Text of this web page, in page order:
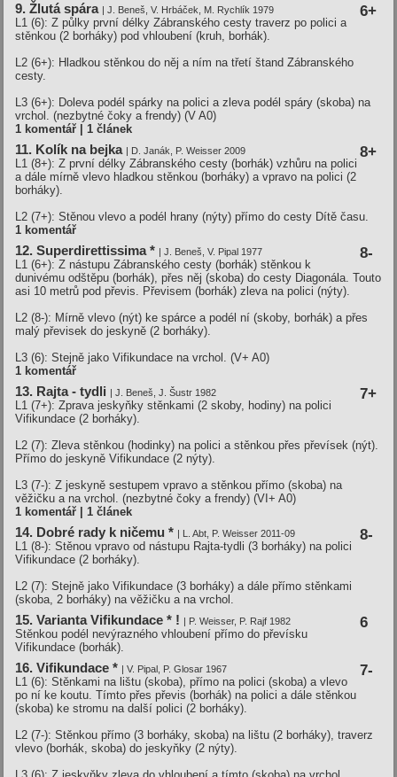
9. Žlutá spára | J. Beneš, V. Hrbáček, M. Rychlík 1979 6+
L1 (6): Z půlky první délky Zábranského cesty traverz po polici a
stěnkou (2 borháky) pod vhloubení (kruh, borhák).
L2 (6+): Hladkou stěnkou do něj a ním na třetí štand Zábranského
cesty.
L3 (6+): Doleva podél spárky na polici a zleva podél spáry (skoba) na
vrchol. (nezbytné čoky a frendy) (V A0)
1 komentář | 1 článek
11. Kolík na bejka | D. Janák, P. Weisser 2009 8+
L1 (8+): Z první délky Zábranského cesty (borhák) vzhůru na polici
a dále mírně vlevo hladkou stěnkou (borháky) a vpravo na polici (2
borháky).
L2 (7+): Stěnou vlevo a podél hrany (nýty) přímo do cesty Dítě času.
1 komentář
12. Superdirettissima * | J. Beneš, V. Pipal 1977 8-
L1 (6+): Z nástupu Zábranského cesty (borhák) stěnkou k
dunivému odštěpu (borhák), přes něj (skoba) do cesty Diagonála. Touto
asi 10 metrů pod převis. Převisem (borhák) zleva na polici (nýty).
L2 (8-): Mírně vlevo (nýt) ke spárce a podél ní (skoby, borhák) a přes
malý převisek do jeskyně (2 borháky).
L3 (6): Stejně jako Vifikundace na vrchol. (V+ A0)
1 komentář
13. Rajta - tydli | J. Beneš, J. Šustr 1982 7+
L1 (7+): Zprava jeskyňky stěnkami (2 skoby, hodiny) na polici
Vifikundace (2 borháky).
L2 (7): Zleva stěnkou (hodinky) na polici a stěnkou přes převísek (nýt).
Přímo do jeskyně Vifikundace (2 nýty).
L3 (7-): Z jeskyně sestupem vpravo a stěnkou přímo (skoba) na
věžičku a na vrchol. (nezbytné čoky a frendy) (VI+ A0)
1 komentář | 1 článek
14. Dobré rady k ničemu * | L. Abt, P. Weisser 2011-09 8-
L1 (8-): Stěnou vpravo od nástupu Rajta-tydli (3 borháky) na polici
Vifikundace (2 borháky).
L2 (7): Stejně jako Vifikundace (3 borháky) a dále přímo stěnkami
(skoba, 2 borháky) na věžičku a na vrchol.
15. Varianta Vifikundace * ! | P. Weisser, P. Rajf 1982 6
Stěnkou podél nevýrazného vhloubení přímo do převísku
Vifikundace (borhák).
16. Vifikundace * | V. Pipal, P. Glosar 1967 7-
L1 (6): Stěnkami na lištu (skoba), přímo na polici (skoba) a vlevo
po ní ke koutu. Tímto přes převis (borhák) na polici a dále stěnkou
(skoba) ke stromu na další polici (2 borháky).
L2 (7-): Stěnkou přímo (3 borháky, skoba) na lištu (2 borháky), traverz
vlevo (borhák, skoba) do jeskyňky (2 nýty).